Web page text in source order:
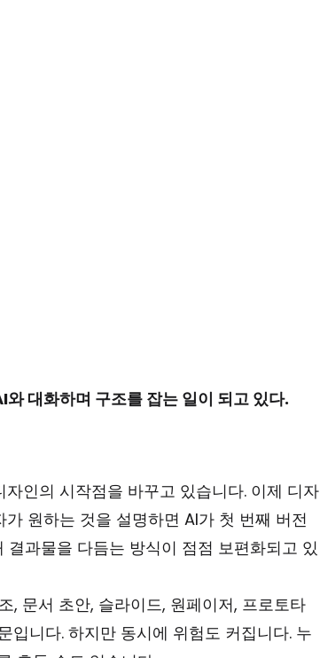
대화하며 구조를 잡는 일이 되고 있다.
인의 시작점을 바꾸고 있습니다. 이제 디자
원하는 것을 설명하면 AI가 첫 번째 버전
과물을 다듬는 방식이 점점 보편화되고 있
, 문서 초안, 슬라이드, 원페이저, 프로토타
입니다. 하지만 동시에 위험도 커집니다. 누